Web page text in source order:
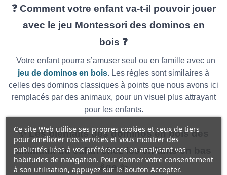
Ce site Web utilise ses propres cookies et ceux de tiers
pour améliorer nos services et vous montrer des
publicités liées à vos préférences en analysant vos
habitudes de navigation. Pour donner votre consentement
à son utilisation, appuyez sur le bouton Accepter.
❓ Comment votre enfant va-t-il pouvoir jouer
avec le jeu Montessori des dominos en
bois ❓
Votre enfant pourra s’amuser seul ou en famille avec un
jeu de dominos en bois. Les règles sont similaires à
celles des dominos classiques à points que nous avons ici
remplacés par des animaux, pour un visuel plus attrayant
pour les enfants.
✨ Les bienfaits des dominos en bois des
animaux du safari chez les enfants en bas
âge ✨